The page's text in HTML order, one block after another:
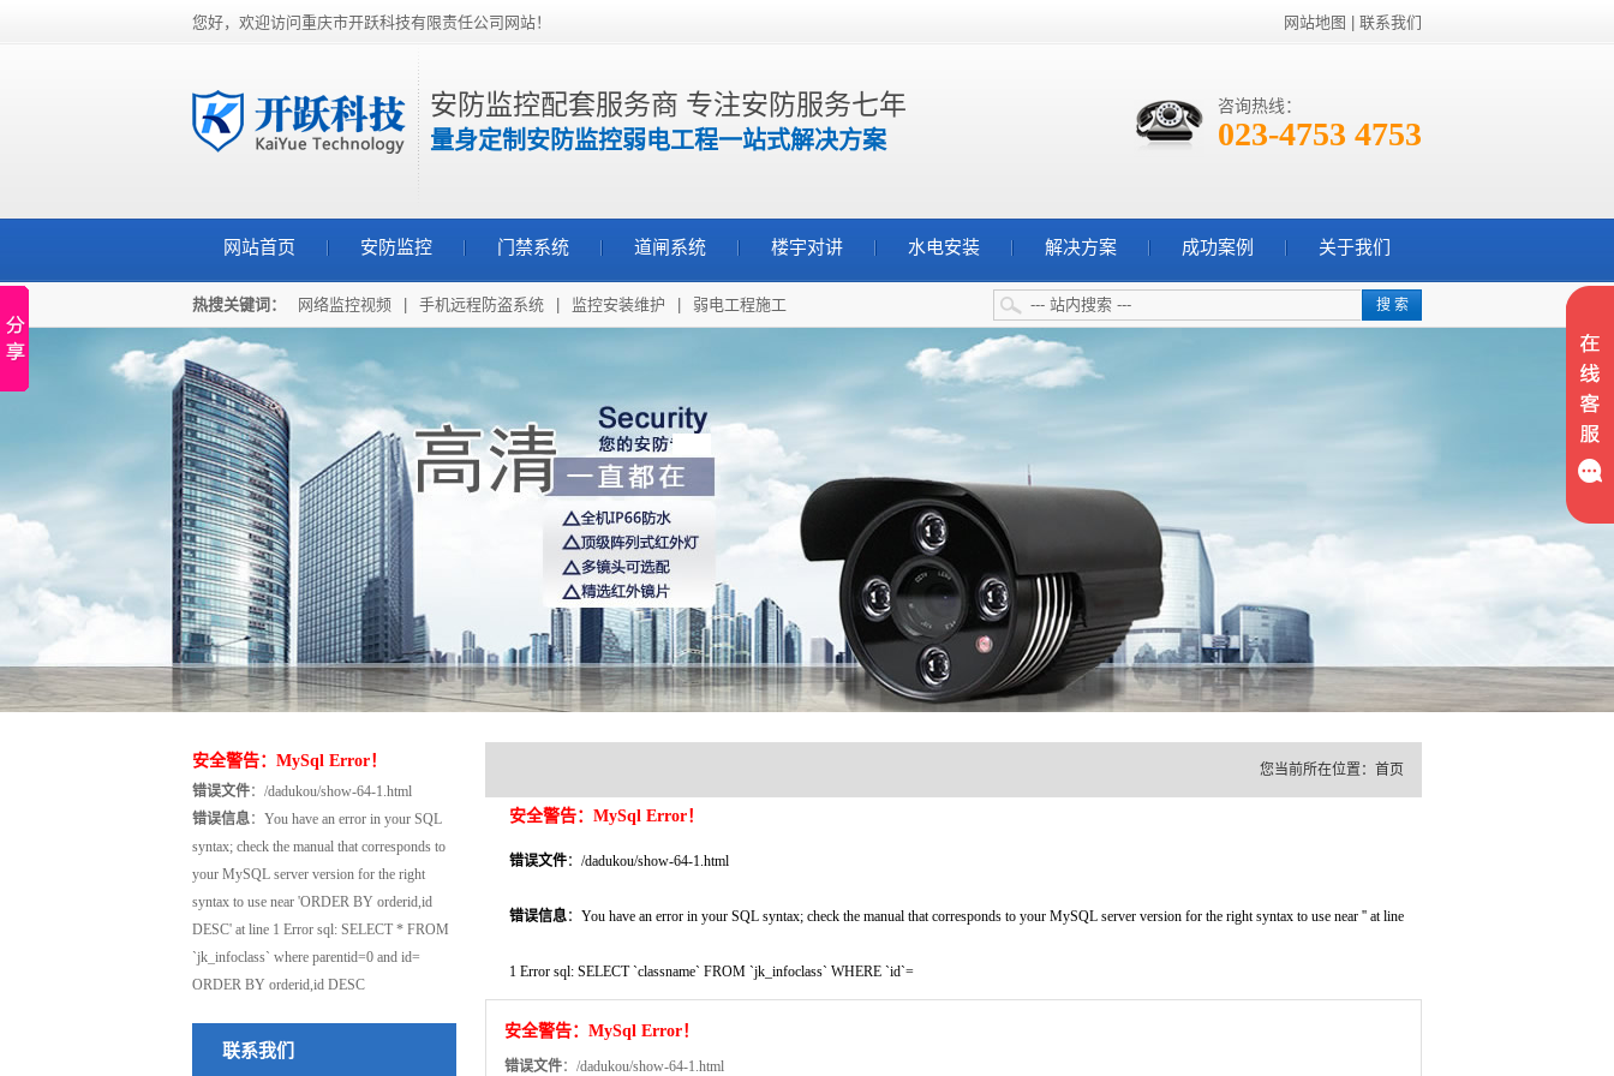
您好，欢迎访问重庆市开跃科技有限责任公司网站！ 网站地图 联系我们
安防监控配套服务商 专注安防服务七年
量身定制安防监控弱电工程一站式解决方案
咨询热线：
023-4753 4753
网站首页 安防监控 门禁系统 道闸系统 楼宇对讲 水电安装 解决方案 成功案例 关于我们
搜 索
热搜关键词： 网络监控视频 手机远程防盗系统 监控安装维护 弱电工程施工
安全警告：MySql Error！
错误文件：/dadukou/show-64-1.html
错误信息：You have an error in your SQL
syntax; check the manual that corresponds to
your MySQL server version for the right
syntax to use near 'ORDER BY orderid,id
DESC' at line 1 Error sql: SELECT * FROM
`jk_infoclass` where parentid=0 and id=
ORDER BY orderid,id DESC
联系我们
您当前所在位置： 首页
安全警告：MySql Error！
错误文件：/dadukou/show-64-1.html
错误信息：You have an error in your SQL syntax; check the manual that corresponds to your MySQL server version for the right syntax to use near '' at line
1 Error sql: SELECT `classname` FROM `jk_infoclass` WHERE `id`=
安全警告：MySql Error！
错误文件：/dadukou/show-64-1.html